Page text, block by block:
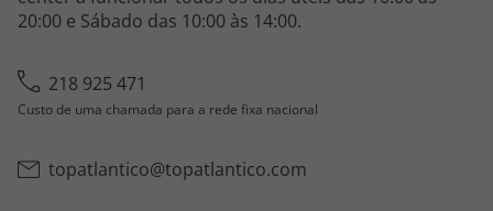
20:00 e Sábado das 10:00 às 14:00.
218 925 471
Custo de uma chamada para a rede fixa nacional
topatlantico@topatlantico.com